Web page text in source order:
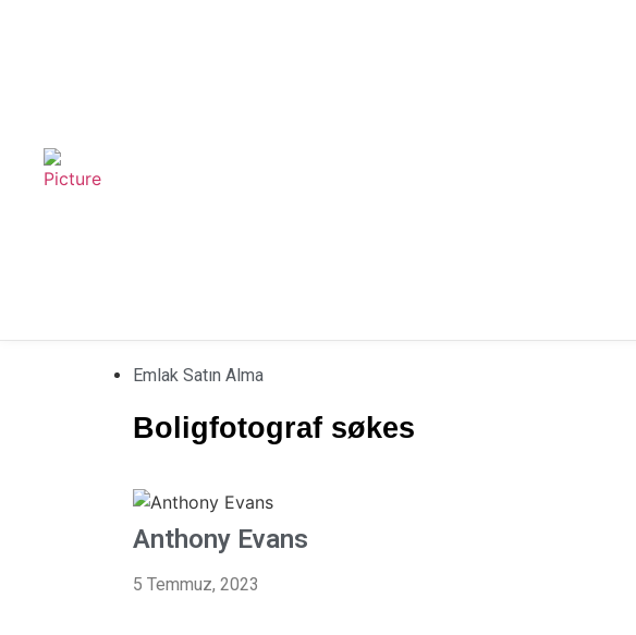
Emlak Satın Alma
Boligfotograf søkes
Anthony Evans
5 Temmuz, 2023